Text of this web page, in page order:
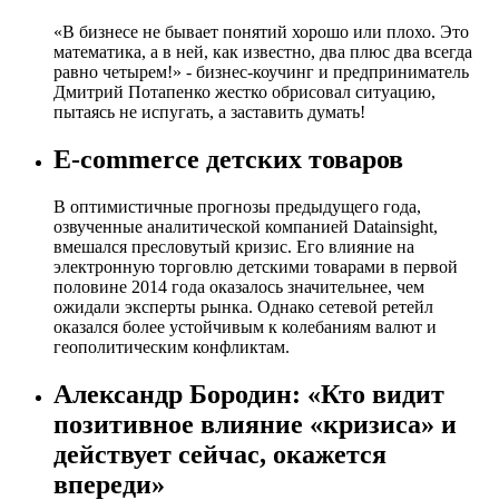
«В бизнесе не бывает понятий хорошо или плохо. Это
математика, а в ней, как известно, два плюс два всегда
равно четырем!» - бизнес-коучинг и предприниматель
Дмитрий Потапенко жестко обрисовал ситуацию,
пытаясь не испугать, а заставить думать!
E-commerce детских товаров
В оптимистичные прогнозы предыдущего года,
озвученные аналитической компанией Datainsight,
вмешался пресловутый кризис. Его влияние на
электронную торговлю детскими товарами в первой
половине 2014 года оказалось значительнее, чем
ожидали эксперты рынка. Однако сетевой ретейл
оказался более устойчивым к колебаниям валют и
геополитическим конфликтам.
Александр Бородин: «Кто видит
позитивное влияние «кризиса» и
действует сейчас, окажется
впереди»